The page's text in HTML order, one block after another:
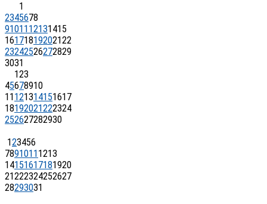
1
2345678
91011 12131415
16171819202122
23242526272829
3031
123
45678910
11 121314151617
18192021222324
252627282930
123456
7891011 1213
14151617181920
21222324252627
28293031